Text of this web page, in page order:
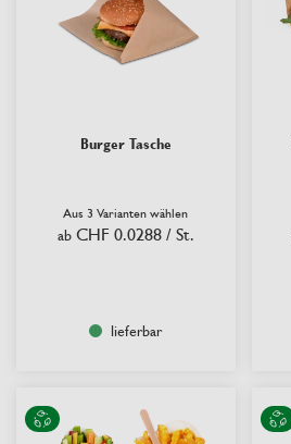
Burger Tasche
Aus 3 Varianten wählen
ab CHF 0.0288 / St.
lieferbar